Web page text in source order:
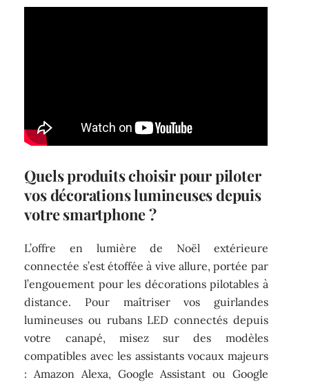
Quels produits choisir pour piloter
vos décorations lumineuses depuis
votre smartphone ?
L’offre en lumière de Noël extérieure
connectée s’est étoffée à vive allure, portée par
l’engouement pour les décorations pilotables à
distance. Pour maîtriser vos guirlandes
lumineuses ou rubans LED connectés depuis
votre canapé, misez sur des modèles
compatibles avec les assistants vocaux majeurs
: Amazon Alexa, Google Assistant ou Google